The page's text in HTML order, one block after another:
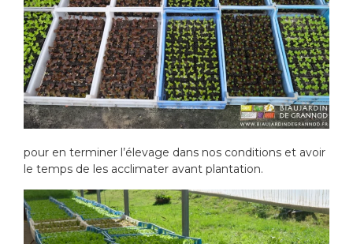
pour en terminer l’élevage dans nos conditions et avoir
le temps de les acclimater avant plantation.